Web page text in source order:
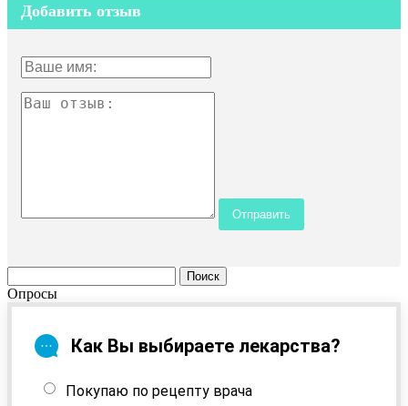
Добавить отзыв
Опросы
Как Вы выбираете лекарства?
Покупаю по рецепту врача